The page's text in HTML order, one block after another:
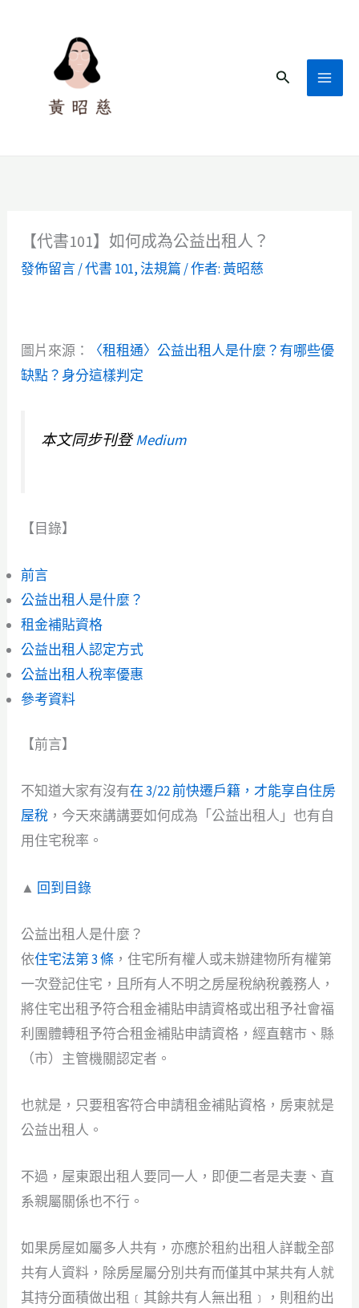
搜
【代書101】如何成為公益出租人？
發佈留言/代書 101, 法規篇/ 作者:黃昭慈
圖片來源：
〈租租通〉公益出租人是什麼？有哪些優
缺點？身分這樣判定
本文同步刊登Medium
【目錄】
前言
公益出租人是什麼？
租金補貼資格
公益出租人認定方式
公益出租人稅率優惠
參考資料
【前言】
不知道大家有沒有在 3/22 前快遷戶籍，才能享自住房
屋稅 ，今天來講講要如何成為「公益出租人」也有自
用住宅稅率。
▲ 回到目錄
公益出租人是什麼？
依住宅法第 3 條 ，住宅所有權人或未辦建物所有權第
一次登記住宅，且所有人不明之房屋稅納稅義務人，
將住宅出租予符合租金補貼申請資格或出租予社會福
利團體轉租予符合租金補貼申請資格，經直轄市、縣
（市）主管機關認定者。
也就是，只要租客符合申請租金補貼資格，房東就是
公益出租人。
不過，屋東跟出租人要同一人，即便二者是夫妻、直
系親屬關係也不行。
如果房屋如屬多人共有，亦應於租約出租人詳載全部
共有人資料，除房屋屬分別共有而僅其中某共有人就
其持分面積做出租﹝其餘共有人無出租﹞，則租約出